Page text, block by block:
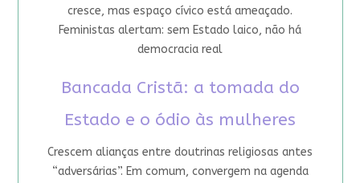
cresce, mas espaço cívico está ameaçado.
Feministas alertam: sem Estado laico, não há
democracia real
Bancada Cristã: a tomada do
Estado e o ódio às mulheres
Crescem alianças entre doutrinas religiosas antes
“adversárias”. Em comum, convergem na agenda